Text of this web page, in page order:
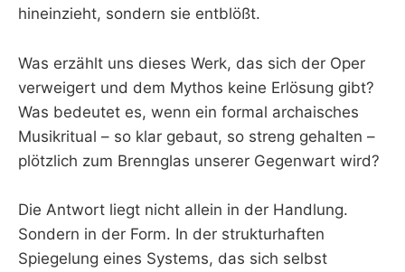
hineinzieht, sondern sie entblößt.
Was erzählt uns dieses Werk, das sich der Oper
verweigert und dem Mythos keine Erlösung gibt?
Was bedeutet es, wenn ein formal archaisches
Musikritual – so klar gebaut, so streng gehalten –
plötzlich zum Brennglas unserer Gegenwart wird?
Die Antwort liegt nicht allein in der Handlung.
Sondern in der Form. In der strukturhaften
Spiegelung eines Systems, das sich selbst